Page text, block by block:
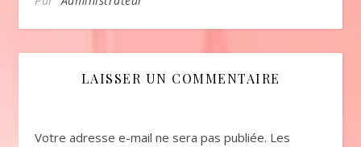
LAISSER UN COMMENTAIRE
Votre adresse e-mail ne sera pas publiée. Les